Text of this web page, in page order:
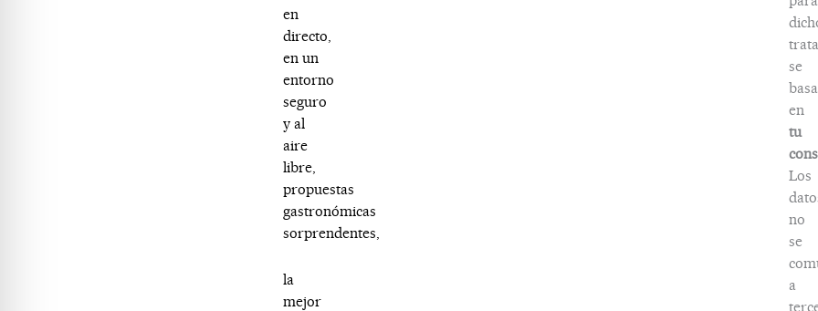
en
directo,
en un
entorno
seguro
y al
aire
libre,
propuestas
gastronómicas
sorprendentes,
la
mejor
se
basa
en
tu
Los
no
se
a